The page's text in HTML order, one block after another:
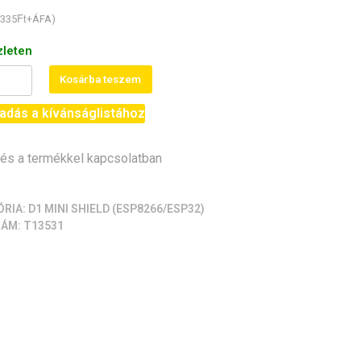
335Ft+ÁFA)
Kosárba teszem
a kívánságlistához
a termékkel kapcsolatban
D1 MINI SHIELD (ESP8266/ESP32)
T13531